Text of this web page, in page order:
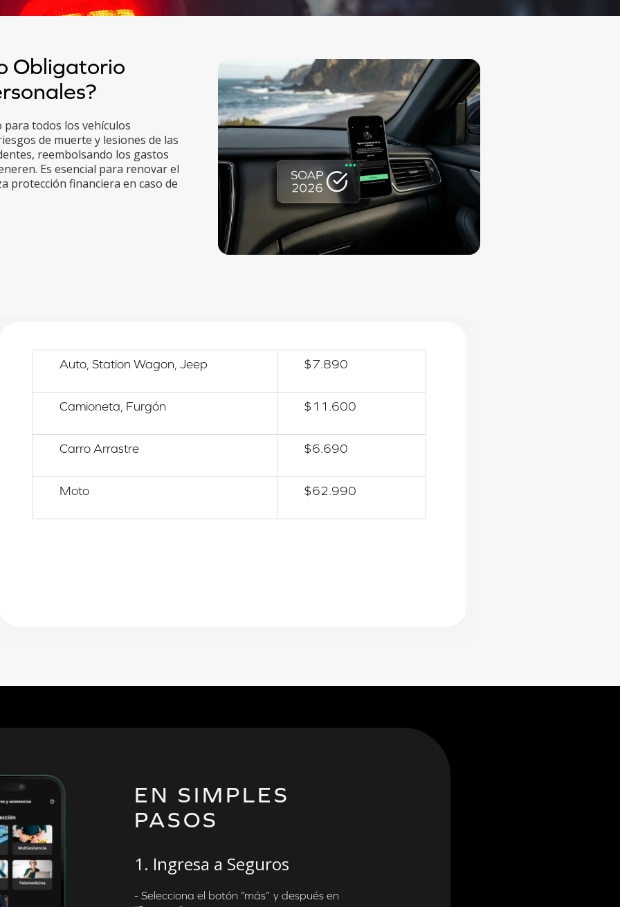
Obligatorio
para todos los vehículos
de muerte y lesiones de las
reembolsando los gastos
Es esencial para renovar el
protección financiera en caso de
Auto, Station Wagon, Jeep $7.890
Camioneta, Furgón $11.600
Carro Arrastre $6.690
Moto $62.990
EN SIMPLES
PASOS
1. Ingresa a Seguros
- Selecciona el botón “más” y después en